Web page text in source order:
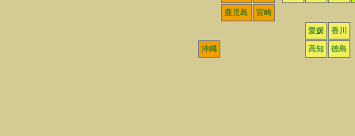
鹿児島 宮崎
愛媛 香川
沖縄 高知 徳島